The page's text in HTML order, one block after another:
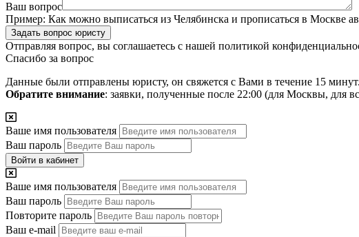
Ваш вопрос
Пример: Как можно выписаться из Челябинска и прописаться в Москве
Задать вопрос юристу
Отправляя вопрос, вы соглашаетесь с нашей политикой
Спасибо за вопрос
Данные были отправлены юристу, он свяжется с Вами в течение 15 минут.
Обратите внимание: заявки, полученные после 22:00 (для Москвы, для
Ваше имя пользователя
Ваш пароль
Войти в кабинет
Ваше имя пользователя
Ваш пароль
Повторите пароль
Ваш e-mail